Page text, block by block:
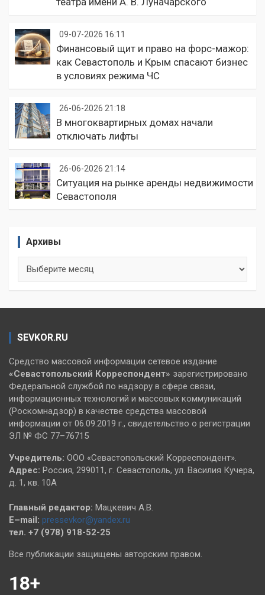
09-07-2026 16:11
Финансовый щит и право на форс-мажор:
как Севастополь и Крым спасают бизнес
в условиях режима ЧС
26-06-2026 21:18
В многоквартирных домах начали
отключать лифты
26-06-2026 21:14
Ситуация на рынке аренды недвижимости
Севастополя
Архивы
SEVKOR.RU
Средство массовой информации сетевое издание
«Севастопольский Корреспондент» зарегистрировано
Федеральной службой по надзору в сфере связи,
информационных технологий и массовых коммуникаций
(Роскомнадзор) в качестве средства массовой
информации от 06.09.2019 г., свидетельство о регистрации
ЭЛ № ФС 77–76715
Учредитель: ООО «Севастопольский Корреспондент».
Адрес: Россия, 299011, г. Севастополь, ул. Василия Кучера,
д. 1, кв. 10А
Главный редактор: Мацкевич А.В.
E–mail: pressevkor@yandex.ru
тел. +7 (978) 918-52-25
Все публикации защищены авторским правом.
18+